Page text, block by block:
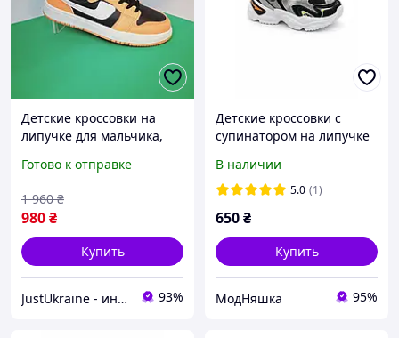
Детские кроссовки на
липучке для мальчика,
мальчика подростка
Готово к отправке
980₴
1 960 ₴
Купить
JustUkraine - интернет магазин мужской и женской обуви 93%
Детские кроссовки с
супинатором на липучке
ортопедические
спортивные кроссовки
В наличии
5.0 (1)
650₴
Купить
МодНяшка 95%